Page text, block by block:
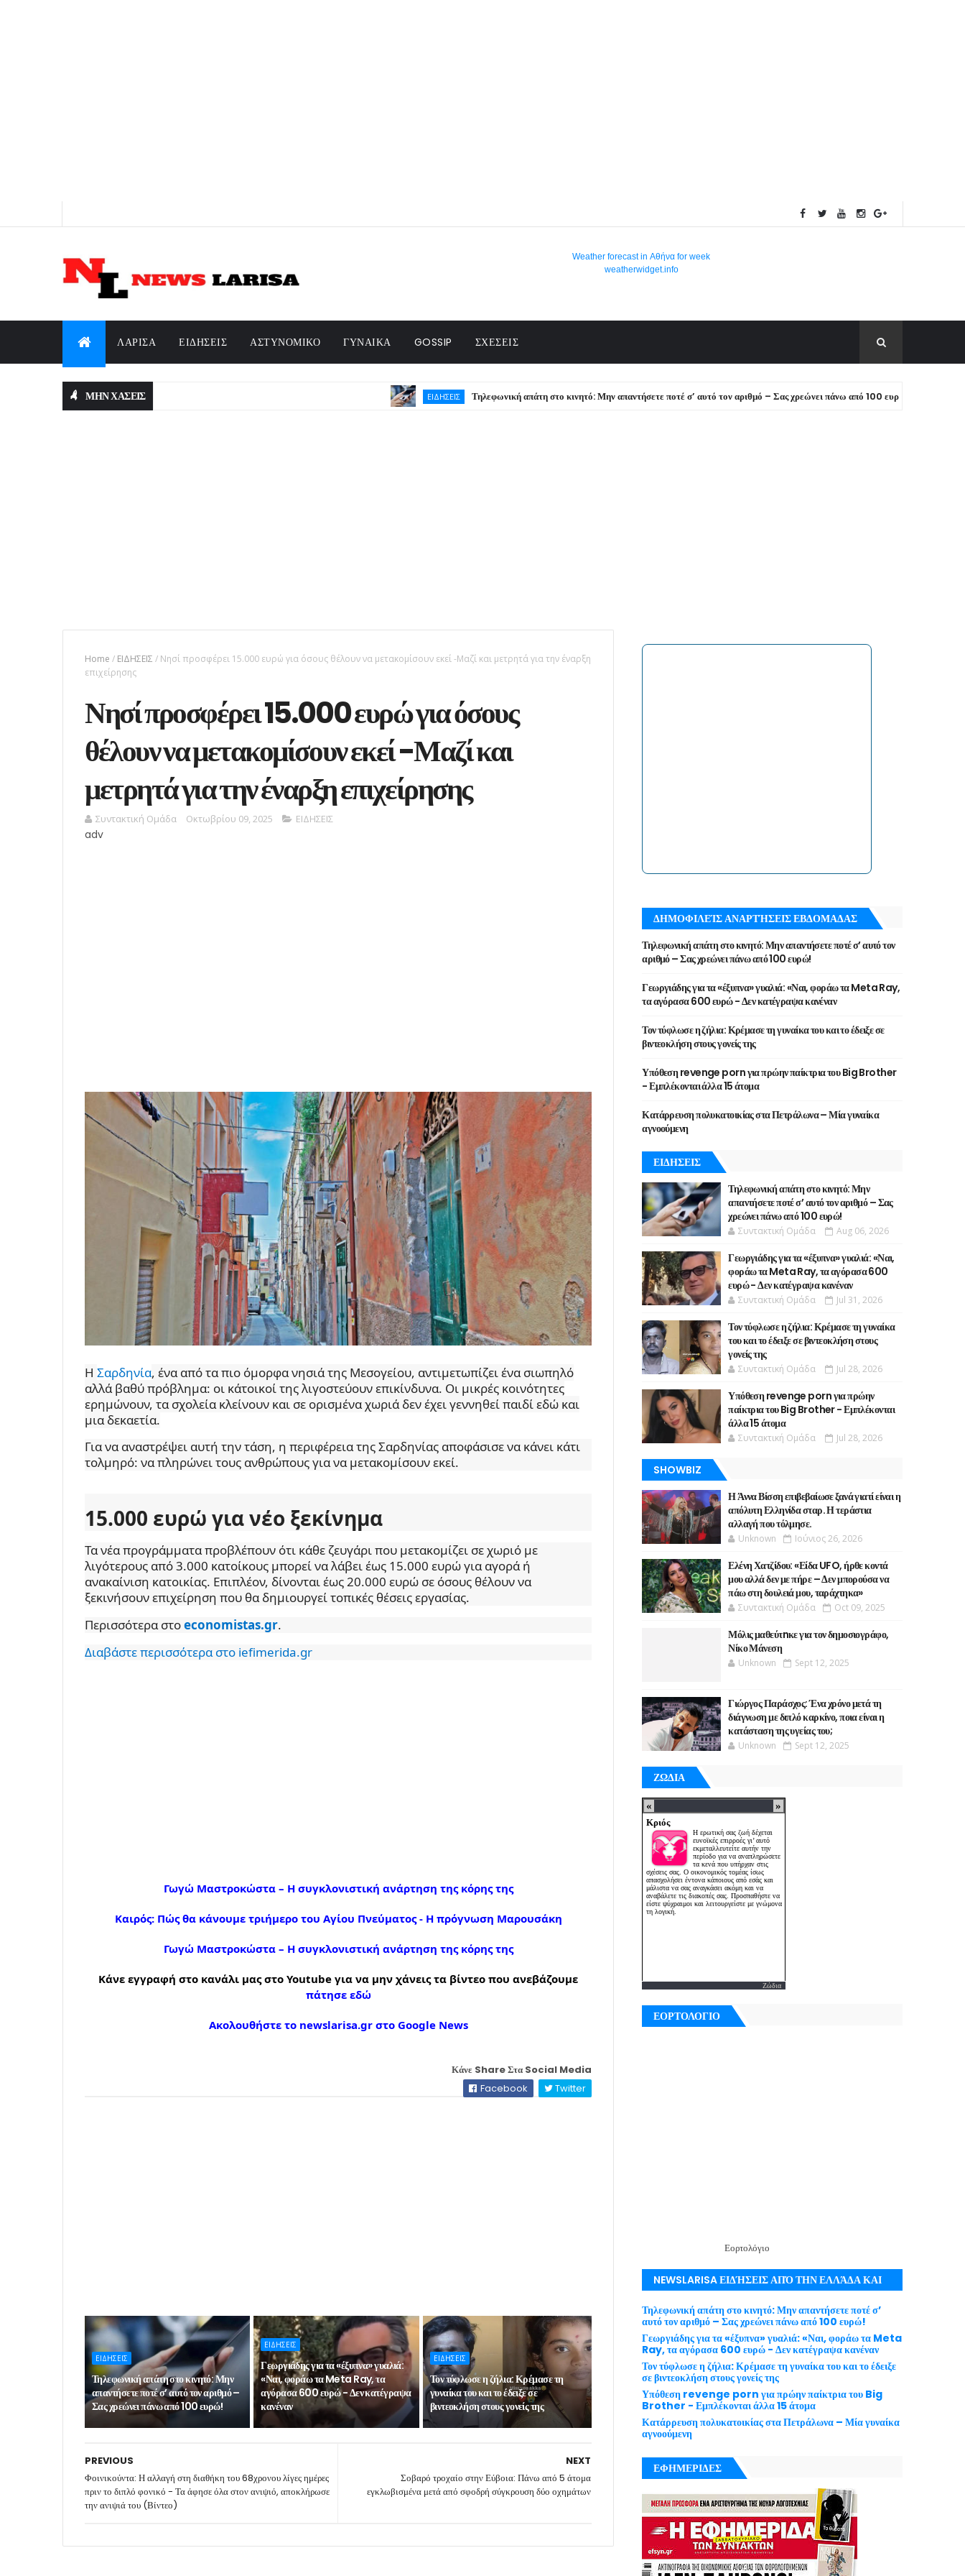
Weather forecast in Αθήνα for week
weatherwidget.info
ΛΑΡΙΣΑ ΕΙΔΗΣΕΙΣ ΑΣΤΥΝΟΜΙΚΟ ΓΥΝΑΙΚΑ GOSSIP ΣΧΕΣΕΙΣ
ΜΗΝ ΧΑΣΕΙΣ ΕΙΔΗΣΕΙΣ Τηλεφωνική απάτη στο κινητό: Μην απαντήσετε ποτέ σ’ αυτό τον αριθμό – Σας χρεώνει πάνω από 100 ευρώ!
Home / ΕΙΔΗΣΕΙΣ / Νησί προσφέρει 15.000 ευρώ για όσους θέλουν να μετακομίσουν εκεί -Μαζί και μετρητά για την έναρξη
επιχείρησης
Νησί προσφέρει 15.000 ευρώ για όσους
θέλουν να μετακομίσουν εκεί -Μαζί και
μετρητά για την έναρξη επιχείρησης
Συντακτική Ομάδα Οκτωβρίου 09, 2025 ΕΙΔΗΣΕΙΣ
adv
Η Σαρδηνία, ένα από τα πιο όμορφα νησιά της Μεσογείου, αντιμετωπίζει ένα σιωπηλό
αλλά βαθύ πρόβλημα: οι κάτοικοί της λιγοστεύουν επικίνδυνα. Οι μικρές κοινότητες
ερημώνουν, τα σχολεία κλείνουν και σε ορισμένα χωριά δεν έχει γεννηθεί παιδί εδώ και
μια δεκαετία.
Για να αναστρέψει αυτή την τάση, η περιφέρεια της Σαρδηνίας αποφάσισε να κάνει κάτι
τολμηρό: να πληρώνει τους ανθρώπους για να μετακομίσουν εκεί.
15.000 ευρώ για νέο ξεκίνημα
Τα νέα προγράμματα προβλέπουν ότι κάθε ζευγάρι που μετακομίζει σε χωριό με
λιγότερους από 3.000 κατοίκους μπορεί να λάβει έως 15.000 ευρώ για αγορά ή
ανακαίνιση κατοικίας. Επιπλέον, δίνονται έως 20.000 ευρώ σε όσους θέλουν να
ξεκινήσουν επιχείρηση που θα δημιουργεί τοπικές θέσεις εργασίας.
Περισσότερα στοeconomistas.gr.
Διαβάστε περισσότερα στο iefimerida.gr
Γωγώ Μαστροκώστα – Η συγκλονιστική ανάρτηση της κόρης της
Καιρός: Πώς θα κάνουμε τριήμερο του Αγίου Πνεύματος - Η πρόγνωση Μαρουσάκη
Γωγώ Μαστροκώστα – Η συγκλονιστική ανάρτηση της κόρης της
Κάνε εγγραφή στο κανάλι μας στο Youtube για να μην χάνεις τα βίντεο που ανεβάζουμε
πάτησε εδώ
Ακολουθήστε το newslarisa.gr στο Google News
Κάνε Share Στα Social Media
Facebook
Twitter
ΕΙΔΗΣΕΙΣ
Τηλεφωνική απάτη στο κινητό: Μην
απαντήσετε ποτέ σ’ αυτό τον αριθμό –
Σας χρεώνει πάνω από 100 ευρώ!
ΕΙΔΗΣΕΙΣ
Γεωργιάδης για τα «έξυπνα» γυαλιά:
«Ναι, φοράω τα Meta Ray, τα
αγόρασα 600 ευρώ - Δεν κατέγραψα
κανέναν
ΕΙΔΗΣΕΙΣ
Τον τύφλωσε η ζήλια: Κρέμασε τη
γυναίκα του και το έδειξε σε
βιντεοκλήση στους γονείς της
NEXT
Σοβαρό τροχαίο στην Εύβοια: Πάνω από 5 άτομα
εγκλωβισμένα μετά από σφοδρή σύγκρουση δύο οχημάτων
PREVIOUS
Φοινικούντα: Η αλλαγή στη διαθήκη του 68χρονου λίγες ημέρες
πριν το διπλό φονικό - Τα άφησε όλα στον ανιψιό, αποκλήρωσε
την ανιψιά του (Βίντεο)
ΔΗΜΟΦΙΛΕΊΣ ΑΝΑΡΤΉΣΕΙΣ ΕΒΔΟΜΑΔΑΣ
Τηλεφωνική απάτη στο κινητό: Μην απαντήσετε ποτέ σ’ αυτό τον
αριθμό – Σας χρεώνει πάνω από 100 ευρώ!
Γεωργιάδης για τα «έξυπνα» γυαλιά: «Ναι, φοράω τα Meta Ray,
τα αγόρασα 600 ευρώ - Δεν κατέγραψα κανέναν
Τον τύφλωσε η ζήλια: Κρέμασε τη γυναίκα του και το έδειξε σε
βιντεοκλήση στους γονείς της
Υπόθεση revenge porn για πρώην παίκτρια του Big Brother
- Εμπλέκονται άλλα 15 άτομα
Κατάρρευση πολυκατοικίας στα Πετράλωνα – Μία γυναίκα
αγνοούμενη
ΕΙΔΗΣΕΙΣ
Τηλεφωνική απάτη στο κινητό: Μην
απαντήσετε ποτέ σ’ αυτό τον αριθμό – Σας
χρεώνει πάνω από 100 ευρώ!
Συντακτική Ομάδα Aug 06, 2026
Γεωργιάδης για τα «έξυπνα» γυαλιά: «Ναι,
φοράω τα Meta Ray, τα αγόρασα 600
ευρώ - Δεν κατέγραψα κανέναν
Συντακτική Ομάδα Jul 31, 2026
Τον τύφλωσε η ζήλια: Κρέμασε τη γυναίκα
του και το έδειξε σε βιντεοκλήση στους
γονείς της
Συντακτική Ομάδα Jul 28, 2026
Υπόθεση revenge porn για πρώην
παίκτρια του Big Brother - Εμπλέκονται
άλλα 15 άτομα
Συντακτική Ομάδα Jul 28, 2026
SHOWBIZ
Η Άννα Βίσση επιβεβαίωσε ξανά γιατί είναι η
απόλυτη Ελληνίδα σταρ. Η τεράστια
αλλαγή που τόλμησε.
Unknown Ιούνιος 26, 2026
Ελένη Χατζίδου: «Είδα UFO, ήρθε κοντά
μου αλλά δεν με πήρε – Δεν μπορούσα να
πάω στη δουλειά μου, ταράχτηκα»
Συντακτική Ομάδα Oct 09, 2025
Μόλις μαθεύτnκε για τον δημοσιογράφο,
Νίκο Μάνεση
Unknown Sept 12, 2025
Γιώργος Παράσχος: Ένα χρόνο μετά τη
διάγνωση με διπλό καρκίνο, ποια είναι η
κατάσταση της υγείας του;
Unknown Sept 12, 2025
ΖΩΔΙΑ
Ζώδια
ΕΟΡΤΟΛΟΓΙΟ
Εορτολόγιο
NEWSLARISA ΕΙΔΉΣΕΙΣ ΑΠΌ ΤΗΝ ΕΛΛΆΔΑ ΚΑΙ
ΤΟΝ ΚΌΣΜΟ ΜΕ ΕΓΚΥΡΌΤΗΤΑ
Τηλεφωνική απάτη στο κινητό: Μην απαντήσετε ποτέ σ’
αυτό τον αριθμό – Σας χρεώνει πάνω από 100 ευρώ!
Γεωργιάδης για τα «έξυπνα» γυαλιά: «Ναι, φοράω τα Meta
Ray, τα αγόρασα 600 ευρώ - Δεν κατέγραψα κανέναν
Τον τύφλωσε η ζήλια: Κρέμασε τη γυναίκα του και το έδειξε
σε βιντεοκλήση στους γονείς της
Υπόθεση revenge porn για πρώην παίκτρια του Big
Brother - Εμπλέκονται άλλα 15 άτομα
Κατάρρευση πολυκατοικίας στα Πετράλωνα – Μία γυναίκα
αγνοούμενη
ΕΦΗΜΕΡΙΔΕΣ